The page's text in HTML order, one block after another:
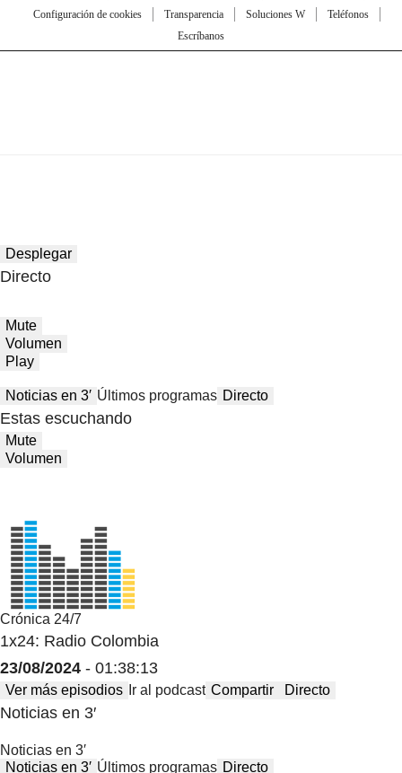
Configuración de cookies
Transparencia Soluciones W
Teléfonos
Escríbanos
Desplegar
Directo
Mute
Volumen
Play
Noticias en 3′ Últimos programas Directo
Estas escuchando
Mute
Volumen
Crónica 24/7
1x24: Radio Colombia
23/08/2024 - 01:38:13
Ver más episodios Ir al podcast Compartir Directo
Noticias en 3′
Noticias en 3′
Noticias en 3′ Últimos programas Directo